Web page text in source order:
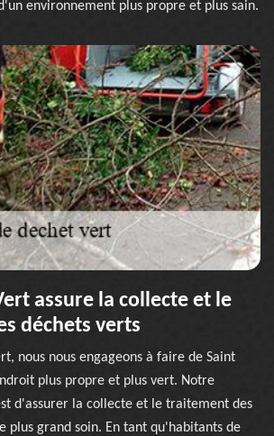
environnement plus propre et plus sain.
assure la collecte et le
déchets verts
nous nous engageons à faire de Saint
plus propre et plus vert. Notre
d'assurer la collecte et le traitement des
plus grand soin. En tant qu'habitants de